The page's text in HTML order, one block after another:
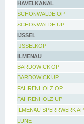
HAVELKANAL
SCHÖNWALDE OP
SCHÖNWALDE UP
IJSSEL
IJSSELKOP
ILMENAU
BARDOWICK OP
BARDOWICK UP
FAHRENHOLZ OP
FAHRENHOLZ UP
ILMENAU SPERRWERK AP
LÜNE